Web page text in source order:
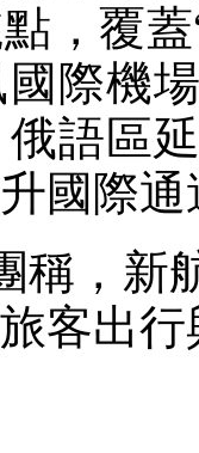
，覆
際機
語區
國際
，新
客出